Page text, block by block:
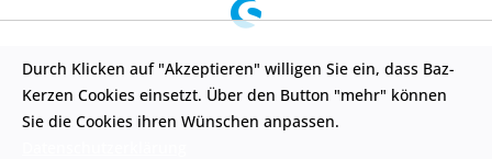
Durch Klicken auf "Akzeptieren" willigen Sie ein, dass Baz-
Kerzen Cookies einsetzt. Über den Button "mehr" können
Sie die Cookies ihren Wünschen anpassen.